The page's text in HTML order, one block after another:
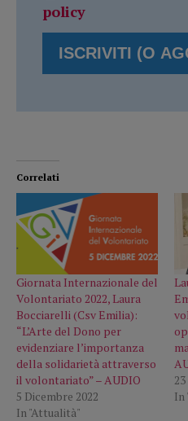
policy
Correlati
Giornata Internazionale del
Volontariato 2022, Laura
Bocciarelli (Csv Emilia):
“L’Arte del Dono per
evidenziare l’importanza
della solidarietà attraverso
il volontariato” – AUDIO
5 Dicembre 2022
In "Attualità"
In